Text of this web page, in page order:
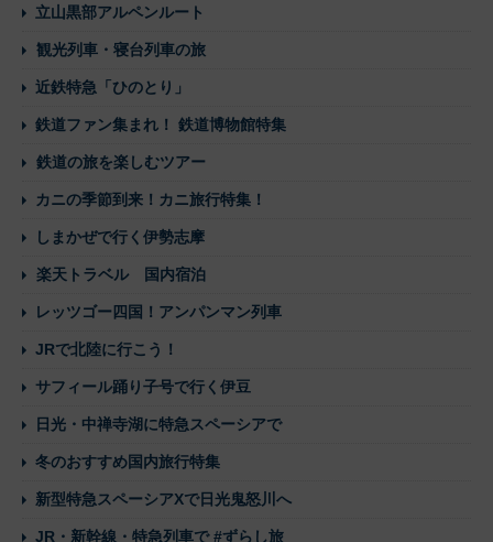
立山黒部アルペンルート
観光列車・寝台列車の旅
近鉄特急「ひのとり」
鉄道ファン集まれ！ 鉄道博物館特集
鉄道の旅を楽しむツアー
カニの季節到来！カニ旅行特集！
しまかぜで行く伊勢志摩
楽天トラベル 国内宿泊
レッツゴー四国！アンパンマン列車
JRで北陸に行こう！
サフィール踊り子号で行く伊豆
日光・中禅寺湖に特急スペーシアで
冬のおすすめ国内旅行特集
新型特急スペーシアXで日光鬼怒川へ
JR・新幹線・特急列車で #ずらし旅